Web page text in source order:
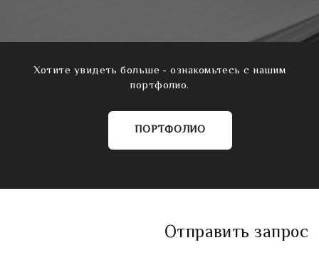
Хотите увидеть больше - ознакомьтесь с нашим
портфолио.
ПОРТФОЛИО
Отправить запрос